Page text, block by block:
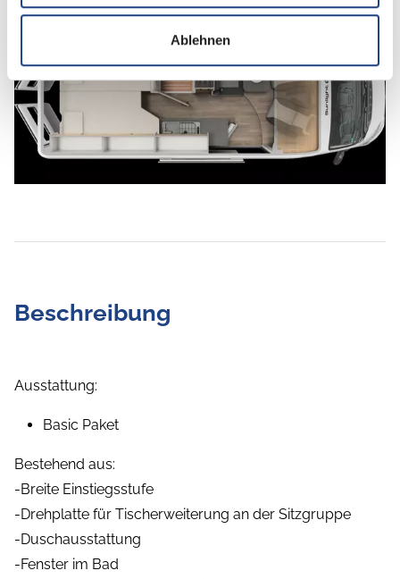
Ablehnen
Beschreibung
Ausstattung:
Basic Paket
Bestehend aus:
-Breite Einstiegsstufe
-Drehplatte für Tischerweiterung an der Sitzgruppe
-Duschausstattung
-Fenster im Bad